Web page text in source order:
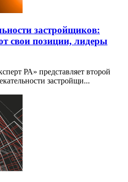
застройщиков:
свои позиции, лидеры
РА» представляет второй
застройщи...